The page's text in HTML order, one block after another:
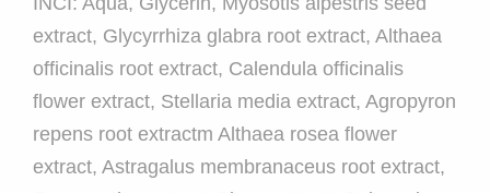
extract, Glycyrrhiza glabra root extract, Althaea
officinalis root extract, Calendula officinalis
flower extract, Stellaria media extract, Agropyron
repens root extractm Althaea rosea flower
extract, Astragalus membranaceus root extract,